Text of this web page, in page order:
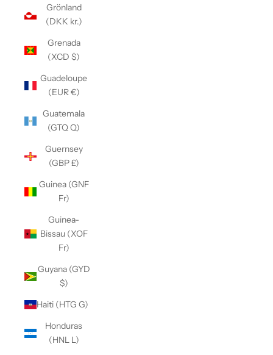
Grönland
(DKK kr.)
Grenada
(XCD $)
Guadeloupe
(EUR €)
Guatemala
(GTQ Q)
Guernsey
(GBP £)
Guinea (GNF
Fr)
Guinea-
Bissau (XOF
Fr)
Guyana (GYD
$)
Haiti (HTG G)
Honduras
(HNL L)